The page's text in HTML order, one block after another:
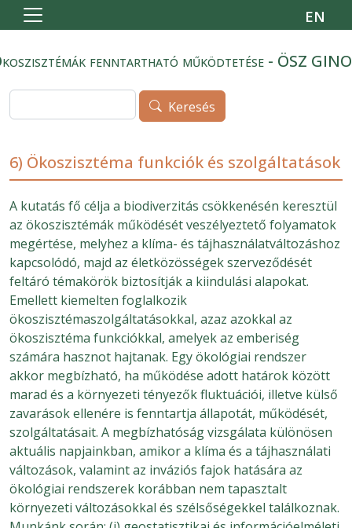
Ugrás a tartalomra EN
fenntartható működtetése - ÖSZ
Keresés
Keresés
6) Ökoszisztéma funkciók és szolgáltatások
A kutatás fő célja a biodiverzitás csökkenésén keresztül
az ökoszisztémák működését veszélyeztető folyamatok
megértése, melyhez a klíma- és tájhasználatváltozáshoz
kapcsolódó, majd az életközösségek szerveződését
feltáró témakörök biztosítják a kiindulási alapokat.
Emellett kiemelten foglalkozik
ökoszisztémaszolgáltatásokkal, azaz azokkal az
ökoszisztéma funkciókkal, amelyek az emberiség
számára hasznot hajtanak. Egy ökológiai rendszer
akkor megbízható, ha működése adott határok között
marad és a környezeti tényezők fluktuációi, illetve külső
zavarások ellenére is fenntartja állapotát, működését,
szolgáltatásait. A megbízhatóság vizsgálata különösen
aktuális napjainkban, amikor a klíma és a tájhasználati
változások, valamint az inváziós fajok hatására az
ökológiai rendszerek korábban nem tapasztalt
környezeti változásokkal és szélsőségekkel találkoznak.